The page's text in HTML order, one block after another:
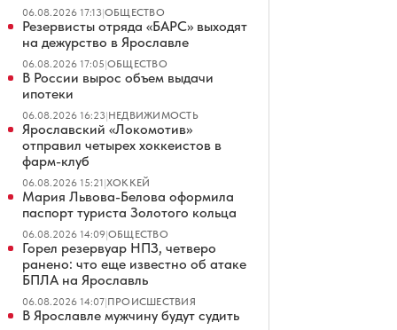
06.08.2026 17:13|ОБЩЕСТВО
Резервисты отряда «БАРС» выходят
на дежурство в Ярославле
06.08.2026 17:05|ОБЩЕСТВО
В России вырос объем выдачи
ипотеки
06.08.2026 16:23|НЕДВИЖИМОСТЬ
Ярославский «Локомотив»
отправил четырех хоккеистов в
фарм-клуб
06.08.2026 15:21|ХОККЕЙ
Мария Львова-Белова оформила
паспорт туриста Золотого кольца
06.08.2026 14:09|ОБЩЕСТВО
Горел резервуар НПЗ, четверо
ранено: что еще известно об атаке
БПЛА на Ярославль
06.08.2026 14:07|ПРОИСШЕСТВИЯ
В Ярославле мужчину будут судить